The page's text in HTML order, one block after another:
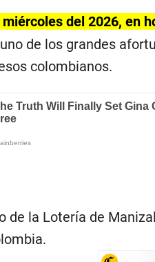
del 2026, en
de los grandes
colombianos.
de la Lotería de